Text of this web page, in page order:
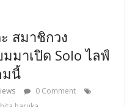
สมาชิกวง
มาเปิด Solo ไลฟ์
มนี้
0 Comment